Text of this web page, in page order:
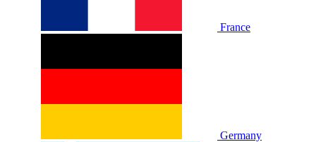
France
Germany